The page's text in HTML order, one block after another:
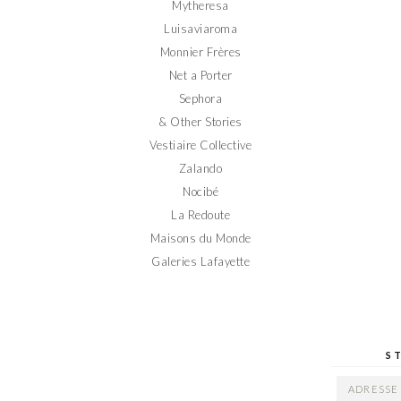
Mytheresa
Luisaviaroma
Monnier Frères
Net a Porter
Sephora
& Other Stories
Vestiaire Collective
Zalando
Nocibé
La Redoute
Maisons du Monde
Galeries Lafayette
ADRESSE